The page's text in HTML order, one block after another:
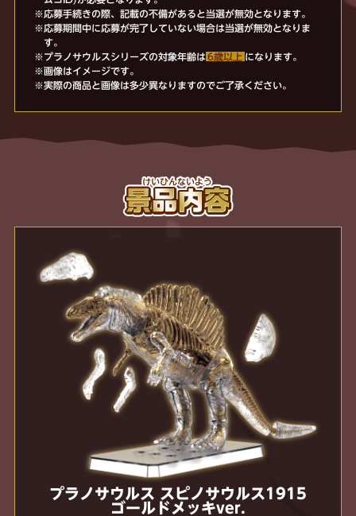
※応募手続きの際、記載の不備があると当選が無効となります。
※応募期間中に応募が完了していない場合は当選が無効となりま
す。
※プラノサウルスシリーズの対象年齢は 6歳以上 になります。
※画像はイメージです。
※実際の商品と画像は多少異なりますのでご了承ください。
プラノサウルス スピノサウルス1915
ゴールドメッキver.